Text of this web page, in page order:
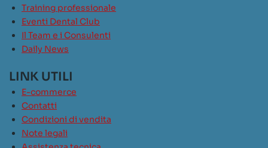
Training professionale
Eventi Dental Club
Il Team e i Consulenti
Daily News
LINK UTILI
E-commerce
Contatti
Condizioni di vendita
Note legali